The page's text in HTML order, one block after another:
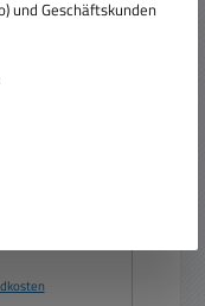
PCW
und Geschäftskunden